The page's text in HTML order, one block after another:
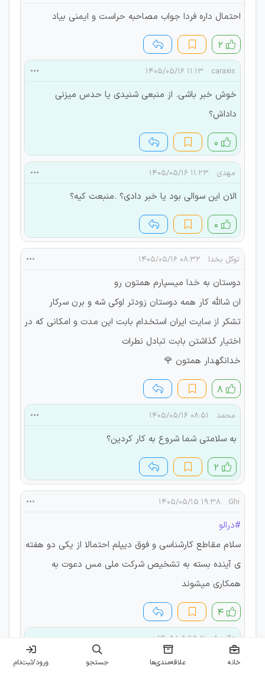
احتمال داره فردا جواب مصاحبه حراست و ایمنی بیاد
۲
caraxis ۱۱:۱۳ ۱۴۰۵/۰۵/۱۶
خوش خبر باشی. از منبعی شنیدی یا حدس میزنی
داداش؟
۰
مهدی ۱۱:۲۳ ۱۴۰۵/۰۵/۱۶
الان این سوالی بود یا خبر دادی؟ .منبعت کیه؟
۰
توکل بخدا ۰۸:۳۲ ۱۴۰۵/۰۵/۱۶
دوستان به خدا میسپارم همتون رو
ان شالله کار همه دوستان زودتر اوکی شه و برن سرکار
تشکر از سایت ایران استخدام بابت این مدت و امکانی که در
اختیار گذاشتن بابت تبادل نطرات
خدانگهدار همتون 🌹
۸
محمد ۰۸:۵۱ ۱۴۰۵/۰۵/۱۶
به سلامتی شما شروع به کار کردین؟
۲
Ghi ۱۹:۳۸ ۱۴۰۵/۰۵/۱۵
#درالو
سلام مقاطع کارشناسی و فوق دیپلم احتمالا از یکی دو هفته
ی آینده بسته به تشخیص شرکت ملی مس دعوت به
همکاری میشوند
۴
Za ۲۰:۰۸ ۱۴۰۵/۰۵/۱۵
🥲🥲 امیدواریم برادر
خانه علاقه‌مندی‌ها جستجو ورود/ثبت‌نام